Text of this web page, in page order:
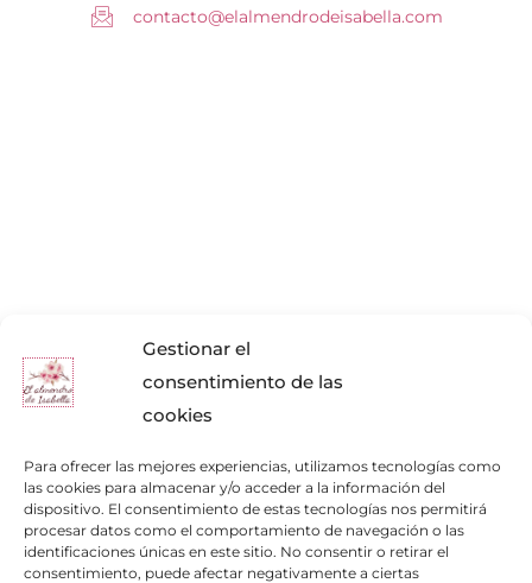
Gestionar el
consentimiento de las
cookies
Para ofrecer las mejores experiencias, utilizamos tecnologías como
las cookies para almacenar y/o acceder a la información del
dispositivo. El consentimiento de estas tecnologías nos permitirá
procesar datos como el comportamiento de navegación o las
identificaciones únicas en este sitio. No consentir o retirar el
consentimiento, puede afectar negativamente a ciertas
contacto@elalmendrodeisabella.com